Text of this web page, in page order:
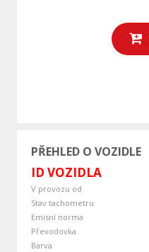
PŘEHLED O VOZIDLE
ID VOZIDLA
V provozu od
Stav tachometru
Emisní norma
Převodovka
Barva